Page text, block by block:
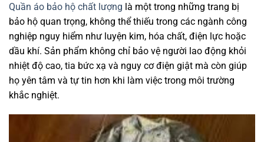
Quần áo bảo hộ chất lượng là một trong những trang bị
bảo hộ quan trọng, không thể thiếu trong các ngành công
nghiệp nguy hiểm như luyện kim, hóa chất, điện lực hoặc
dầu khí. Sản phẩm không chỉ bảo vệ người lao động khỏi
nhiệt độ cao, tia bức xạ và nguy cơ điện giật mà còn giúp
họ yên tâm và tự tin hơn khi làm việc trong môi trường
khắc nghiệt.